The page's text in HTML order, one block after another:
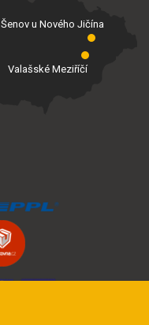
Valašské Meziříčí
Šenov u Nového Jičína